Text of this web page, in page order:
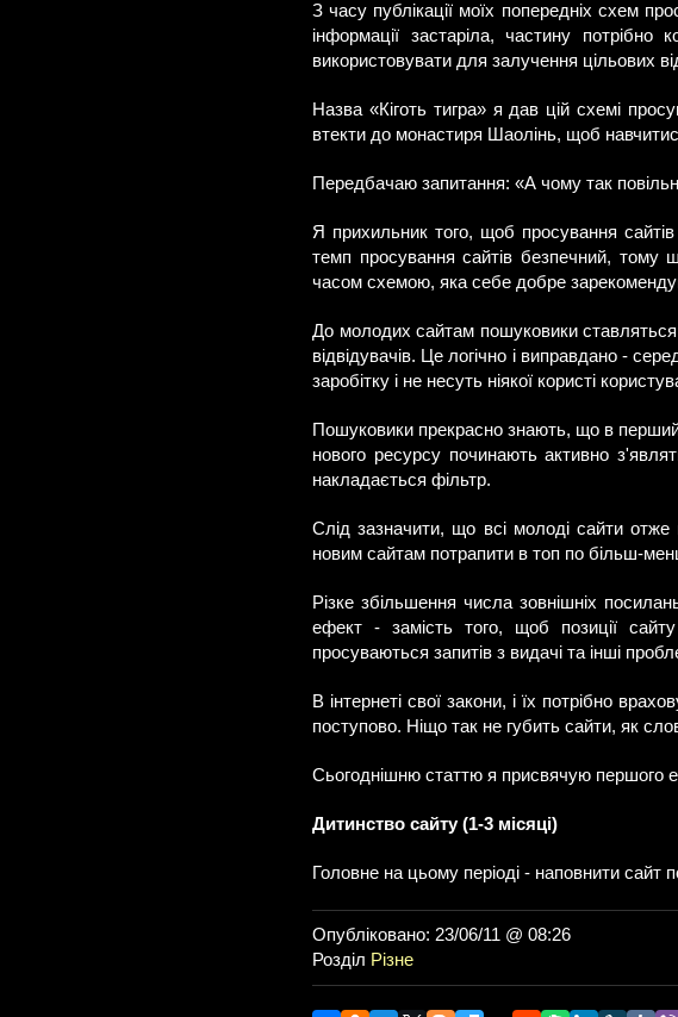
З часу публікації моїх попередніх схем
інформації застаріла, частину
використовувати для залучення цільових
Назва «Кіготь тигра» я дав цій схемі
втекти до монастиря Шаолінь, щоб
Передбачаю запитання: «А чому так
Я прихильник того, щоб просування
темп просування сайтів безпечний, тому
часом схемою, яка себе добре
До молодих сайтам пошуковики ставляться
відвідувачів. Це логічно і виправдано -
заробітку і не несуть ніякої користі
Пошуковики прекрасно знають, що в
нового ресурсу починають активно
накладається фільтр.
Слід зазначити, що всі молоді сайти отже
новим сайтам потрапити в топ по більш-
Різке збільшення числа зовнішніх
ефект - замість того, щоб позиції
просуваються запитів з видачі та інші
В інтернеті свої закони, і їх потрібно
поступово. Ніщо так не губить сайти, як
Сьогоднішню статтю я присвячую першого
Дитинство сайту (1-3 місяці)
Головне на цьому періоді - наповнити сайт
Опубліковано: 23/06/11 @ 08:26
Розділ Різне